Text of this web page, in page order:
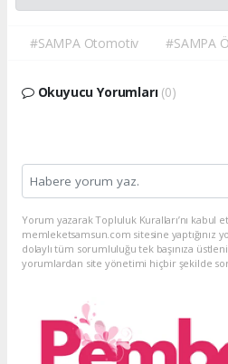
#SAMPA Otomotiv #SAMPA
Okuyucu Yorumları (0)
Yorum yazarak Topluluk Kuralları’nı kabul
memleketsamsun.com sitesine yaptığınız
dolaylı tüm sorumluluğu tek başınıza
yorumlardan site yönetimi hiçbir şekilde